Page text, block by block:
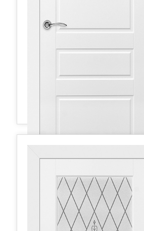
Честер ДГ 800*2000
347,74 руб.